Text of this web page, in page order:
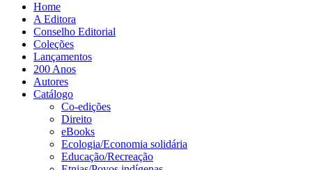
Home
A Editora
Conselho Editorial
Coleções
Lançamentos
200 Anos
Autores
Catálogo
Co-edições
Direito
eBooks
Ecologia/Economia solidária
Educação/Recreação